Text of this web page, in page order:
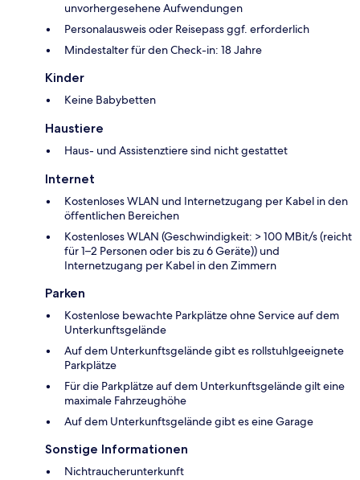
unvorhergesehene Aufwendungen
Personalausweis oder Reisepass ggf. erforderlich
Mindestalter für den Check-in: 18 Jahre
Kinder
Keine Babybetten
Haustiere
Haus- und Assistenztiere sind nicht gestattet
Internet
Kostenloses WLAN und Internetzugang per Kabel in den
öffentlichen Bereichen
Kostenloses WLAN (Geschwindigkeit: > 100 MBit/s (reicht
für 1–2 Personen oder bis zu 6 Geräte)) und
Internetzugang per Kabel in den Zimmern
Parken
Kostenlose bewachte Parkplätze ohne Service auf dem
Unterkunftsgelände
Auf dem Unterkunftsgelände gibt es rollstuhlgeeignete
Parkplätze
Für die Parkplätze auf dem Unterkunftsgelände gilt eine
maximale Fahrzeughöhe
Auf dem Unterkunftsgelände gibt es eine Garage
Sonstige Informationen
Nichtraucherunterkunft